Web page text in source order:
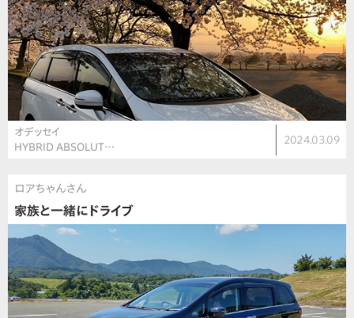
オデッセイ
HYBRID ABSOLUT…
2024.03.09
ロアちゃんさん
家族と一緒にドライブ